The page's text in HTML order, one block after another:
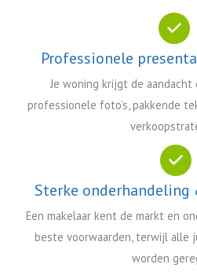
Professionele
Je woning krijgt de
professionele foto’s, pakkende
Sterke
Een makelaar kent de markt en
beste voorwaarden, terwijl alle
worden